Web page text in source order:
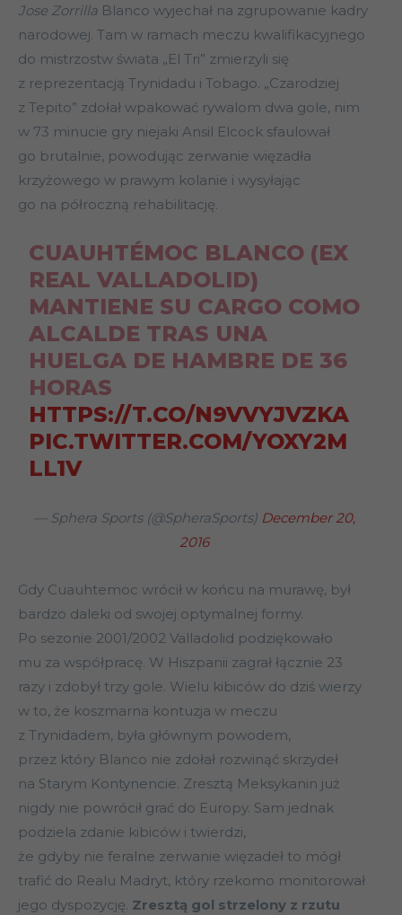
Jose Zorrilla Blanco wyjechał na zgrupowanie kadry
narodowej. Tam w ramach meczu kwalifikacyjnego
do mistrzostw świata „El Tri” zmierzyli się
z reprezentacją Trynidadu i Tobago. „Czarodziej
z Tepito” zdołał wpakować rywalom dwa gole, nim
w 73 minucie gry niejaki Ansil Elcock sfaulował
go brutalnie, powodując zerwanie więzadła
krzyżowego w prawym kolanie i wysyłając
go na półroczną rehabilitację.
CUAUHTÉMOC BLANCO (EX
REAL VALLADOLID)
MANTIENE SU CARGO COMO
ALCALDE TRAS UNA
HUELGA DE HAMBRE DE 36
HORAS
HTTPS://T.CO/N9VVYJVZKA
PIC.TWITTER.COM/YOXY2M
LL1V
— Sphera Sports (@SpheraSports) December 20,
2016
Gdy Cuauhtemoc wrócił w końcu na murawę, był
bardzo daleki od swojej optymalnej formy.
Po sezonie 2001/2002 Valladolid podziękowało
mu za współpracę. W Hiszpanii zagrał łącznie 23
razy i zdobył trzy gole. Wielu kibiców do dziś wierzy
w to, że koszmarna kontuzja w meczu
z Trynidadem, była głównym powodem,
przez który Blanco nie zdołał rozwinąć skrzydeł
na Starym Kontynencie. Zresztą Meksykanin już
nigdy nie powrócił grać do Europy. Sam jednak
podziela zdanie kibiców i twierdzi,
że gdyby nie feralne zerwanie więzadeł to mógł
trafić do Realu Madryt, który rzekomo monitorował
jego dyspozycję. Zresztą gol strzelony z rzutu